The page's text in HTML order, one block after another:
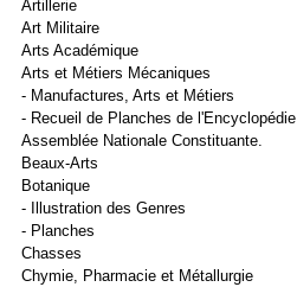
Artillerie
Art Militaire
Arts Académique
Arts et Métiers Mécaniques
- Manufactures, Arts et Métiers
- Recueil de Planches de l'Encyclopédie
Assemblée Nationale Constituante.
Beaux-Arts
Botanique
- Illustration des Genres
- Planches
Chasses
Chymie, Pharmacie et Métallurgie